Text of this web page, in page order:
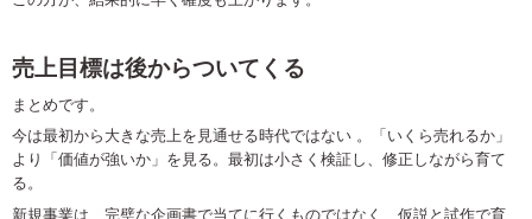
売上目標は後からついてくる
まとめです。
今は最初から大きな売上を見通せる時代ではない 。
「いくら売れるか」
より「価値が強いか」を見る。最初は小さく検証し、修正しながら育て
る。
新規事業は、完璧な企画書で当てに行くものではなく、仮説と試作で育